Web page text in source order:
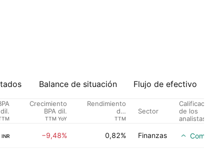
Balance de situación Flujo de efectivo
dil.
Crecimiento
BPA dil.
TTM YoY
Rendimiento
del
dividendo %
TTM
Sector
Calificación
de los
analistas
INR −9,48% 0,82% Finanzas Compra